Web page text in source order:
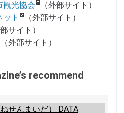
光協会
（外部サイト）
ト
（外部サイト）
部サイト）
（外部サイト）
recommend
せんまいだ） DATA